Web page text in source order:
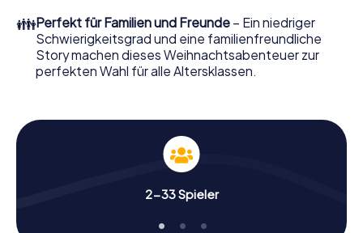
Teambuilding und eine stimmungsvolle
Weihnachtsthematik. Gönnen Sie Ihren Kollegen also
einen unvergesslichen Ausklang des Jahres und planen Sie
unser X-Mas Adventure als Programmpunkt Ihrer
👪Perfekt für Familien und Freunde – Ein niedriger
Schwierigkeitsgrad und eine familienfreundliche
Story machen dieses Weihnachtsabenteuer zur
perfekten Wahl für alle Altersklassen.
2-33 Spieler